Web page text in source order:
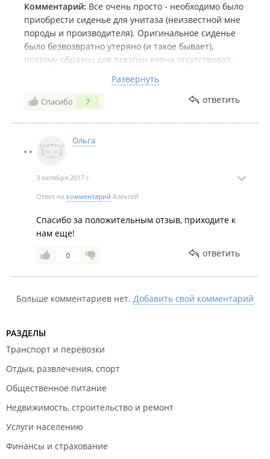
Комментарий: Все очень просто - необходимо было
приобрести сиденье для унитаза (неизвестной мне
породы и производителя). Оригинальное сиденье
было безвозвратно утеряно (и такое бывает),
поэтому образец для покупки клона отсутствовал.
продавцу только цифрами замеров изделия и фото
со смартфона.
выходил из магазина с покупкой. Я стал еще более
довольным, когда дома установил это сиденье на
предназначенное для него место. Оно оказалось
(встало как родное).
Я рекомендую для посещения этот магазин с его
грамотным персоналом и широким ассортиментом
товаров.
Девушкам которые там работают - спасибо.
Развернуть
Спасибо 7 ответить
Ольга
3 октября 2017 г.
Ответ на комментарий Алексей
Спасибо за положительным отзыв, приходите к
нам еще!
0 ответить
Больше комментариев нет. Добавить свой комментарий
РАЗДЕЛЫ
Транспорт и перевозки
Отдых, развлечения, спорт
Общественное питание
Недвижимость, строительство и ремонт
Услуги населению
Финансы и страхование